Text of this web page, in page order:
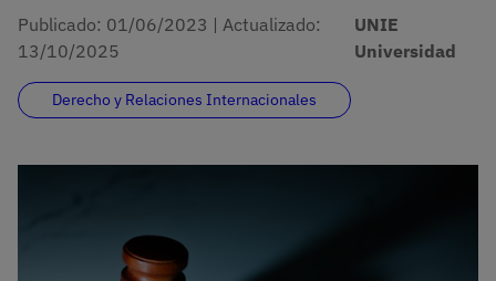
Publicado: 01/06/2023 | Actualizado:
13/10/2025
UNIE
Universidad
Derecho y Relaciones Internacionales